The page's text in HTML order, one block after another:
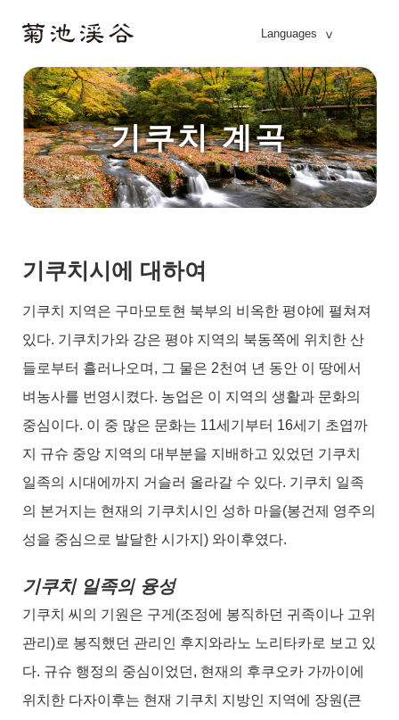
Languages
기쿠치 계곡
기쿠치시에 대하여
기쿠치 지역은 구마모토현 북부의 비옥한 평야에 펼쳐져
있다. 기쿠치가와 강은 평야 지역의 북동쪽에 위치한 산
들로부터 흘러나오며, 그 물은 2천여 년 동안 이 땅에서
벼농사를 번영시켰다. 농업은 이 지역의 생활과 문화의
중심이다. 이 중 많은 문화는 11세기부터 16세기 초엽까
지 규슈 중앙 지역의 대부분을 지배하고 있었던 기쿠치
일족의 시대에까지 거슬러 올라갈 수 있다. 기쿠치 일족
의 본거지는 현재의 기쿠치시인 성하 마을(봉건제 영주의
성을 중심으로 발달한 시가지) 와이후였다.
기쿠치 일족의 융성
기쿠치 씨의 기원은 구게(조정에 봉직하던 귀족이나 고위
관리)로 봉직했던 관리인 후지와라노 노리타카로 보고 있
다. 규슈 행정의 중심이었던, 현재의 후쿠오카 가까이에
위치한 다자이후는 현재 기쿠치 지방인 지역에 장원(큰